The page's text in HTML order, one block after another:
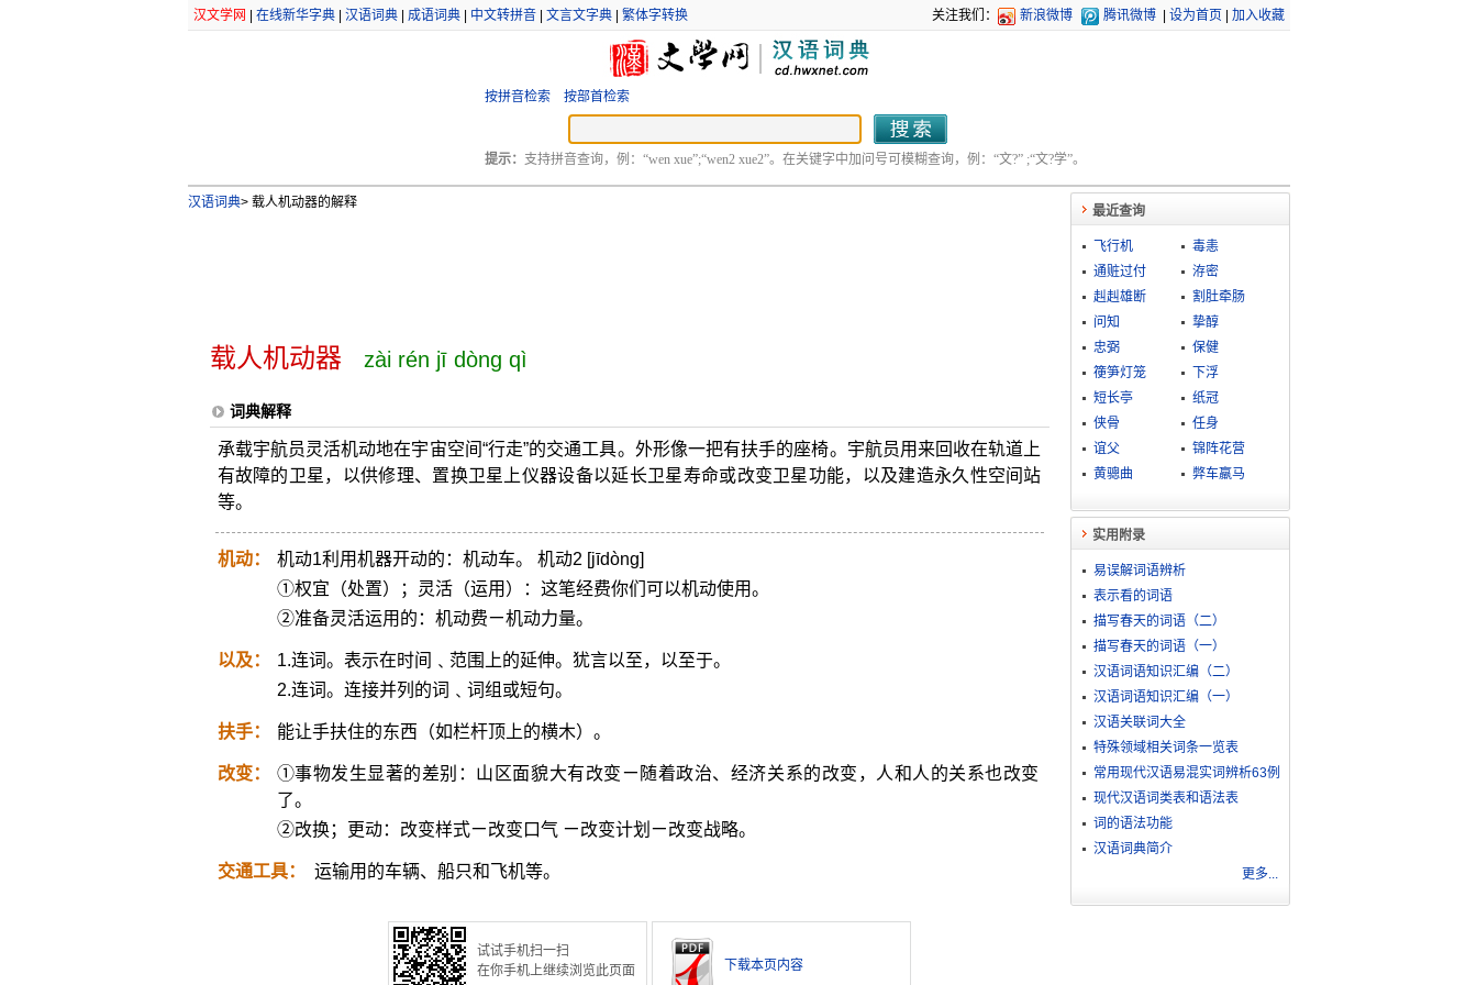
汉文学网 在线新华字典| 汉语词典| 成语词典| 中文转拼音| 文言文字典| 繁体字转换 关注我们： 新浪微博 腾讯微博 设为首页 加入收藏
按拼音检索 按部首检索
提示： 支持拼音查询，例：“wen xue”;“wen2 xue2”。在关键字中加问号可模糊查询，例：“文?” ;“文?学”。
汉语词典>载人机动器的解释
载人机动器 zài rén jī dòng qì
词典解释
承载宇航员灵活机动地在宇宙空间“行走”的交通工具。外形像一把有扶手的座椅。宇航员用来回收在轨道上
有故障的卫星，以供修理、置换卫星上仪器设备以延长卫星寿命或改变卫星功能，以及建造永久性空间站
等。
机动：
机动1利用机器开动的：机动车。 机动2 [jīdòng]
①权宜（处置）；灵活（运用）：这笔经费你们可以机动使用。
②准备灵活运用的：机动费ㄧ机动力量。
以及：
1.连词。表示在时间﹑范围上的延伸。犹言以至，以至于。
2.连词。连接并列的词﹑词组或短句。
扶手： 能让手扶住的东西（如栏杆顶上的横木）。
改变：
①事物发生显著的差别：山区面貌大有改变ㄧ随着政治、经济关系的改变，人和人的关系也改变
了。
②改换；更动：改变样式ㄧ改变口气 ㄧ改变计划ㄧ改变战略。
交通工具： 运输用的车辆、船只和飞机等。
试试手机扫一扫
在你手机上继续浏览此页面
下载本页内容
最近查询
飞行机
毒恚
通赃过付
洊密
赳赳雄断
割肚牵肠
问知
挚醇
忠弼
保健
箯笋灯笼
下浮
短长亭
纸冠
侠骨
任身
谊父
锦阵花营
黄骢曲
弊车羸马
实用附录
易误解词语辨析
表示看的词语
描写春天的词语（二）
描写春天的词语（一）
汉语词语知识汇编（二）
汉语词语知识汇编（一）
汉语关联词大全
特殊领域相关词条一览表
常用现代汉语易混实词辨析63例
现代汉语词类表和语法表
词的语法功能
汉语词典简介
更多...